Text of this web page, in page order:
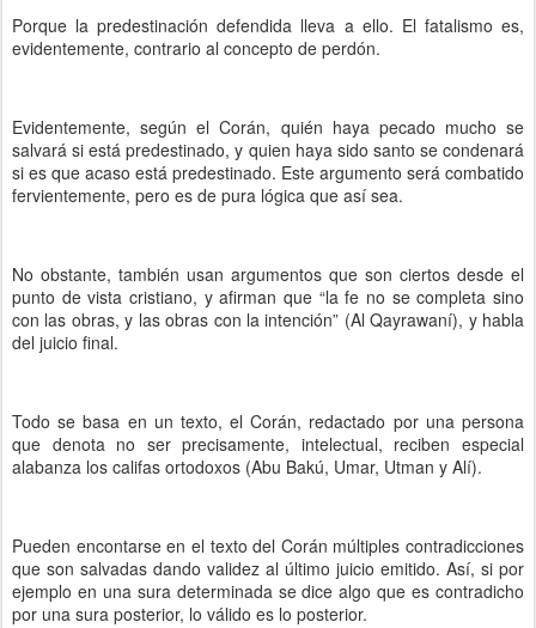
Porque la predestinación defendida lleva a ello. El fatalismo es,
evidentemente, contrario al concepto de perdón.
Evidentemente, según el Corán, quién haya pecado mucho se
salvará si está predestinado, y quien haya sido santo se condenará
si es que acaso está predestinado. Este argumento será combatido
fervientemente, pero es de pura lógica que así sea.
No obstante, también usan argumentos que son ciertos desde el
punto de vista cristiano, y afirman que “la fe no se completa sino
con las obras, y las obras con la intención” (Al Qayrawaní), y habla
del juicio final.
Todo se basa en un texto, el Corán, redactado por una persona
que denota no ser precisamente, intelectual, reciben especial
alabanza los califas ortodoxos (Abu Bakú, Umar, Utman y Alí).
Pueden encontarse en el texto del Corán múltiples contradicciones
que son salvadas dando validez al último juicio emitido. Así, si por
ejemplo en una sura determinada se dice algo que es contradicho
por una sura posterior, lo válido es lo posterior.